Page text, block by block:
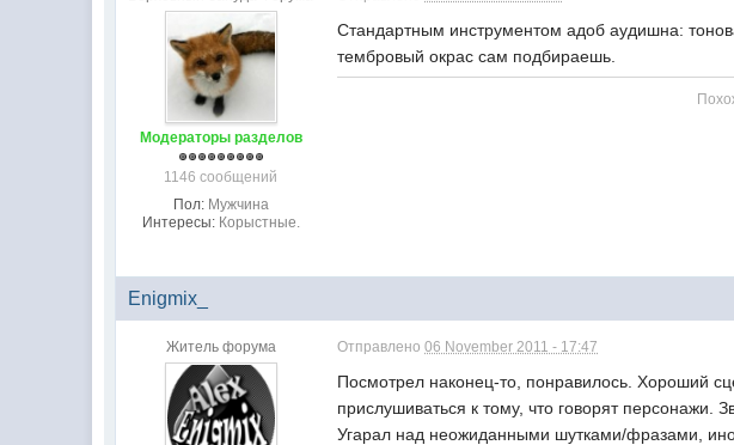
Модераторы разделов
1146 сообщений
Пол: Мужчина
Интересы: Корыстные.
Стандартным инструментом адоб аудишна:
тембровый окрас сам подбираешь.
Enigmix_
Житель форума Отправлено06 November 2011 - 17:47
Посмотрел наконец-то, понравилось. Хороший
прислушиваться к тому, что говорят персонажи.
Угарал над неожиданными шутками/фразами,